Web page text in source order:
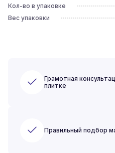
Кол-во в упаковке
Вес упаковки
Грамотная
плитке
Правильный подбор